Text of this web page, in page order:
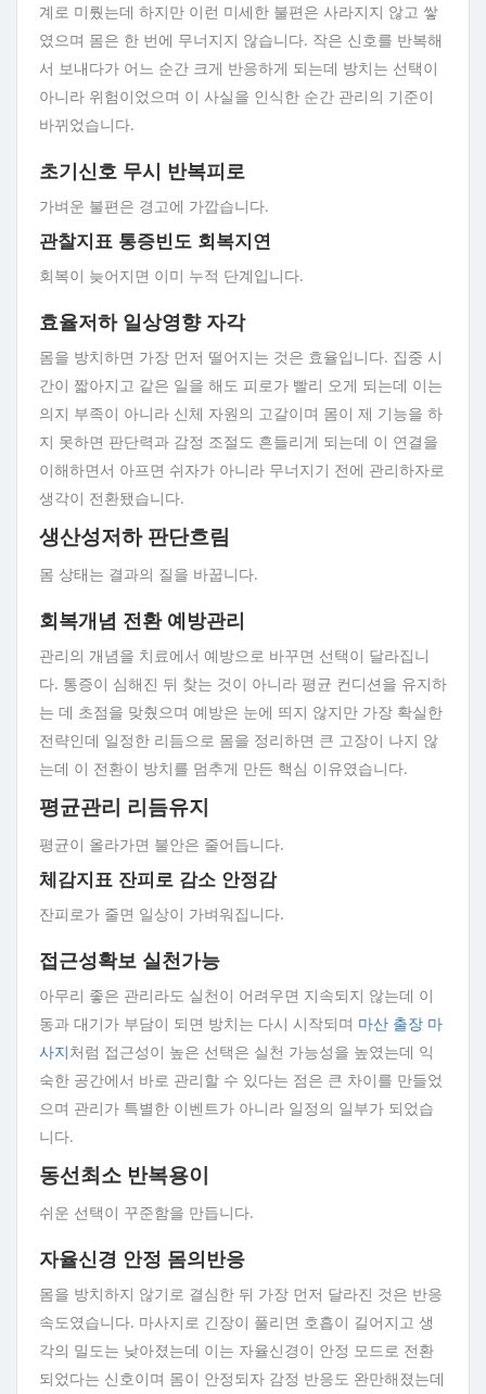
계로 미뤘는데 하지만 이런 미세한 불편은 사라지지 않고 쌓
였으며 몸은 한 번에 무너지지 않습니다. 작은 신호를 반복해
서 보내다가 어느 순간 크게 반응하게 되는데 방치는 선택이
아니라 위험이었으며 이 사실을 인식한 순간 관리의 기준이
바뀌었습니다.
초기신호 무시 반복피로
가벼운 불편은 경고에 가깝습니다.
관찰지표 통증빈도 회복지연
회복이 늦어지면 이미 누적 단계입니다.
효율저하 일상영향 자각
몸을 방치하면 가장 먼저 떨어지는 것은 효율입니다. 집중 시
간이 짧아지고 같은 일을 해도 피로가 빨리 오게 되는데 이는
의지 부족이 아니라 신체 자원의 고갈이며 몸이 제 기능을 하
지 못하면 판단력과 감정 조절도 흔들리게 되는데 이 연결을
이해하면서 아프면 쉬자가 아니라 무너지기 전에 관리하자로
생각이 전환됐습니다.
생산성저하 판단흐림
몸 상태는 결과의 질을 바꿉니다.
회복개념 전환 예방관리
관리의 개념을 치료에서 예방으로 바꾸면 선택이 달라집니
다. 통증이 심해진 뒤 찾는 것이 아니라 평균 컨디션을 유지하
는 데 초점을 맞췄으며 예방은 눈에 띄지 않지만 가장 확실한
전략인데 일정한 리듬으로 몸을 정리하면 큰 고장이 나지 않
는데 이 전환이 방치를 멈추게 만든 핵심 이유였습니다.
평균관리 리듬유지
평균이 올라가면 불안은 줄어듭니다.
체감지표 잔피로 감소 안정감
잔피로가 줄면 일상이 가벼워집니다.
접근성확보 실천가능
아무리 좋은 관리라도 실천이 어려우면 지속되지 않는데 이
동과 대기가 부담이 되면 방치는 다시 시작되며 마산 출장 마
사지처럼 접근성이 높은 선택은 실천 가능성을 높였는데 익
숙한 공간에서 바로 관리할 수 있다는 점은 큰 차이를 만들었
으며 관리가 특별한 이벤트가 아니라 일정의 일부가 되었습
니다.
동선최소 반복용이
쉬운 선택이 꾸준함을 만듭니다.
자율신경 안정 몸의반응
몸을 방치하지 않기로 결심한 뒤 가장 먼저 달라진 것은 반응
속도였습니다. 마사지로 긴장이 풀리면 호흡이 길어지고 생
각의 밀도는 낮아졌는데 이는 자율신경이 안정 모드로 전환
되었다는 신호이며 몸이 안정되자 감정 반응도 완만해졌는데